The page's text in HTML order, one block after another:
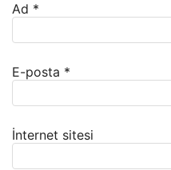
Ad *
E-posta *
İnternet sitesi